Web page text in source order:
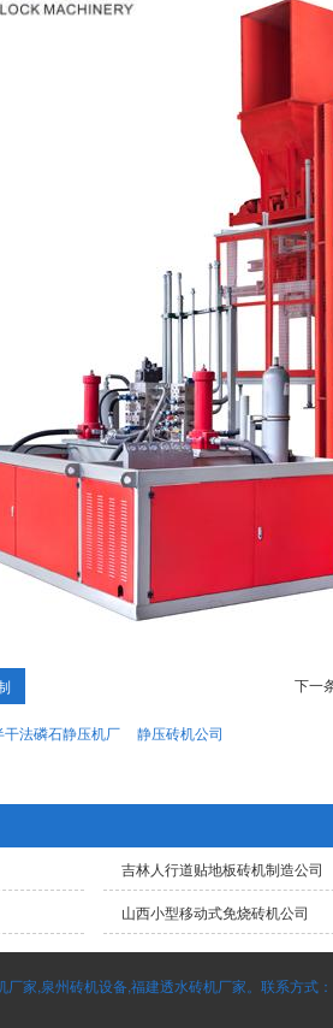
下一
干法磷石静压机厂 静压砖机公司
吉林人行道贴地板砖机制造公司
山西小型移动式免烧砖机公司
家,泉州砖机设备,福建透水砖机厂家。联系方式